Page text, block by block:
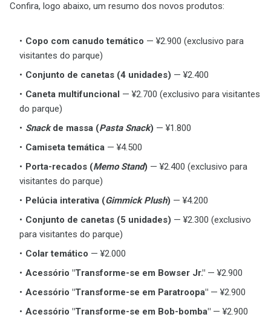
Confira, logo abaixo, um resumo dos novos produtos:
Copo com canudo temático — ¥2.900 (exclusivo para
visitantes do parque)
Conjunto de canetas (4 unidades) — ¥2.400
Caneta multifuncional — ¥2.700 (exclusivo para visitantes
do parque)
Snackde massa (Pasta Snack) — ¥1.800
Camiseta temática — ¥4.500
Porta-recados (Memo Stand) — ¥2.400 (exclusivo para
visitantes do parque)
Pelúcia interativa (Gimmick Plush) — ¥4.200
Conjunto de canetas (5 unidades) — ¥2.300 (exclusivo
para visitantes do parque)
Colar temático — ¥2.000
Acessório "Transforme-se em Bowser Jr." — ¥2.900
Acessório "Transforme-se em Paratroopa" — ¥2.900
Acessório "Transforme-se em Bob-bomba" — ¥2.900